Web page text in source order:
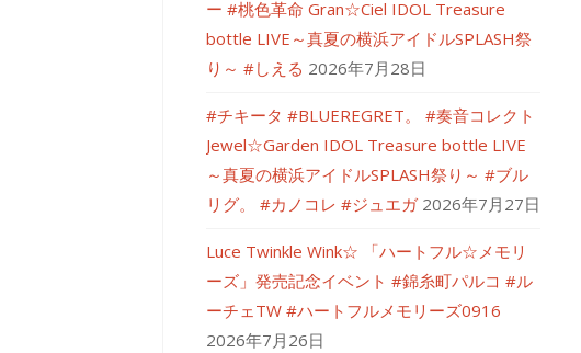
ー #桃色革命 Gran☆Ciel IDOL Treasure
bottle LIVE～真夏の横浜アイドルSPLASH祭
り～ #しえる 2026年7月28日
#チキータ #BLUEREGRET。 #奏音コレクト
Jewel☆Garden IDOL Treasure bottle LIVE
～真夏の横浜アイドルSPLASH祭り～ #ブル
リグ。 #カノコレ #ジュエガ 2026年7月27日
Luce Twinkle Wink☆ 「ハートフル☆メモリ
ーズ」発売記念イベント #錦糸町パルコ #ル
ーチェTW #ハートフルメモリーズ0916
2026年7月26日